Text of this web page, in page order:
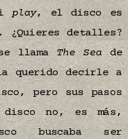
play, el disco es
¿Quieres detalles?
se llamaThe Seade
querido decirle a
pero sus pasos
no, es más,
buscaba ser